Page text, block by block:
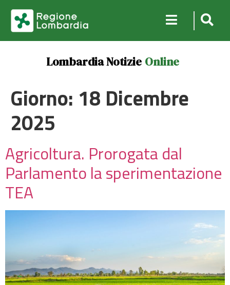
Lombardia Notizie Online
Giorno: 18 Dicembre
2025
Agricoltura. Prorogata dal
Parlamento la sperimentazione
TEA